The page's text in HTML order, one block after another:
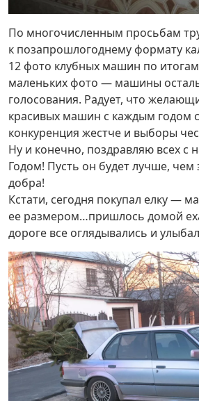
По многочисленным просьбам
к позапрошлогоднему формату
12 фото клубных машин по
маленьких фото — машины
голосования. Радует, что
красивых машин с каждым годом
конкуренция жестче и выборы
Ну и конечно, поздравляю всех
Годом! Пусть он будет лучше, чем
добра!
Кстати, сегодня покупал елку —
ее размером…пришлось домой
дороге все оглядывались и